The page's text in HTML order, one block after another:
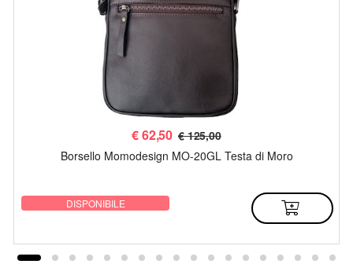
€62,50 € 125,00
Borsello Momodesign MO-20GL Testa di Moro
DISPONIBILE